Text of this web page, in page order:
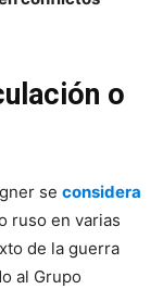
o
se considera
ruso en varias
de la guerra
al Grupo